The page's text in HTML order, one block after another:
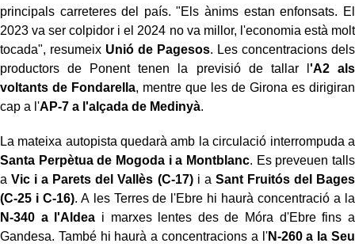
principals carreteres del país. "Els ànims estan enfonsats. El
2023 va ser colpidor i el 2024 no va millor, l'economia està molt
tocada", resumeix Unió de Pagesos. Les concentracions dels
productors de Ponent tenen la previsió de tallar l 'A2 als
voltants de Fondarella, mentre que les de Girona es dirigiran
cap a l'AP-7 a l'alçada de Medinyà.
La mateixa autopista quedarà amb la circulació interrompuda a
Santa Perpètua de Mogoda i a Montblanc. Es preveuen talls
aVic i a Parets del Vallès (C-17)i a Sant Fruitós del Bages
(C-25 i C-16). A les Terres de l'Ebre hi haurà concentració a la
N-340 a l'Aldea i marxes lentes des de Móra d'Ebre fins a
Gandesa. També hi haurà a concentracions a l'N-260 a la Seu